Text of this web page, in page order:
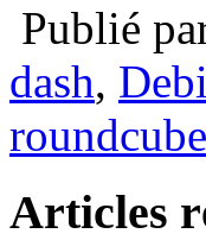
Publié
dash,
roundcube
Articles